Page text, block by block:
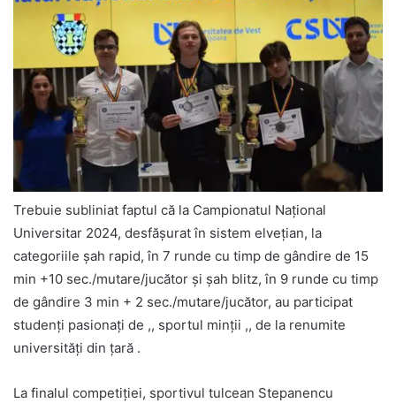
Trebuie subliniat faptul că la Campionatul Național
Universitar 2024, desfășurat în sistem elvețian, la
categoriile șah rapid, în 7 runde cu timp de gândire de 15
min +10 sec./mutare/jucător și șah blitz, în 9 runde cu timp
de gândire 3 min + 2 sec./mutare/jucător, au participat
studenți pasionați de ,, sportul minții ,, de la renumite
universități din țară .
La finalul competiției, sportivul tulcean Stepanencu